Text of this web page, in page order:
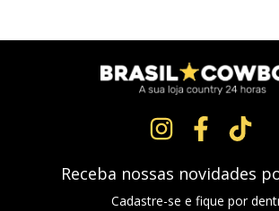
Receba nossas novidades
Cadastre-se e fique por